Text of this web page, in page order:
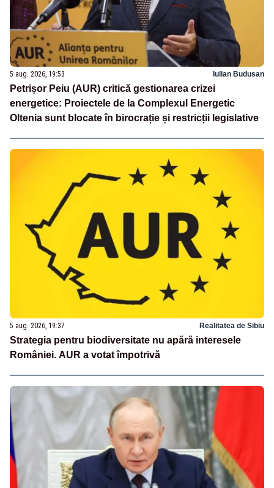
5 aug. 2026, 19:53 Iulian Budusan
Petrișor Peiu (AUR) critică gestionarea crizei
energetice: Proiectele de la Complexul Energetic
Oltenia sunt blocate în birocrație și restricții legislative
5 aug. 2026, 19:37 Realitatea de Sibiu
Strategia pentru biodiversitate nu apără interesele
României. AUR a votat împotrivă